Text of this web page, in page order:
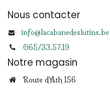
Nous contacter
info@lacabanedeslutins.be
065/33.57.19
Notre magasin
Route d'Ath 156